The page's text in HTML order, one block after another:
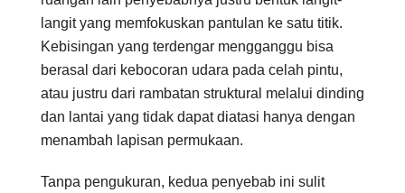
langit yang memfokuskan pantulan ke satu titik.
Kebisingan yang terdengar mengganggu bisa
berasal dari kebocoran udara pada celah pintu,
atau justru dari rambatan struktural melalui dinding
dan lantai yang tidak dapat diatasi hanya dengan
menambah lapisan permukaan.
Tanpa pengukuran, kedua penyebab ini sulit